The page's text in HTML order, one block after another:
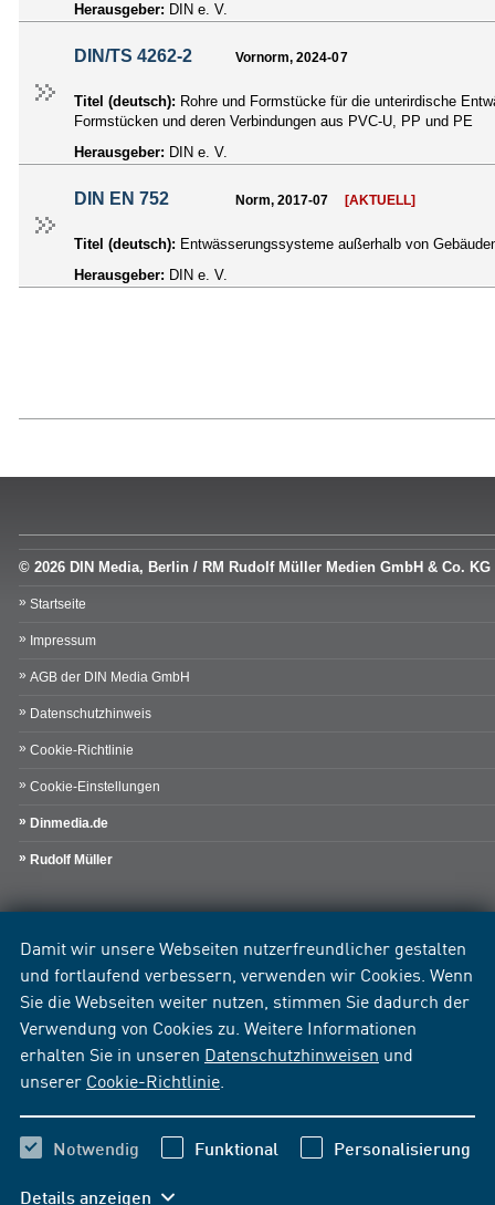
Damit wir unsere Webseiten nutzerfreundlicher gestalten
und fortlaufend verbessern, verwenden wir Cookies. Wenn
Sie die Webseiten weiter nutzen, stimmen Sie dadurch der
Verwendung von Cookies zu. Weitere Informationen
erhalten Sie in unseren Datenschutzhinweisen und
unserer Cookie-Richtlinie
Notwendig Funktional Personalisierung
Details anzeigen
Herausgeber: DIN e. V.
DIN/TS 4262-2 Vornorm, 2024-07
Titel (deutsch): Rohre und Formstücke für die unterirdische
Formstücken und deren Verbindungen aus PVC-U, PP und PE
Herausgeber: DIN e. V.
DIN EN 752 Norm, 2017-07 [AKTUELL]
Titel (deutsch): Entwässerungssysteme außerhalb von
Herausgeber: DIN e. V.
© 2026 DIN Media, Berlin / RM Rudolf Müller Medien GmbH & Co. KG
Startseite
Impressum
AGB der DIN Media GmbH
Datenschutzhinweis
Cookie-Richtlinie
Cookie-Einstellungen
Dinmedia.de
Rudolf Müller